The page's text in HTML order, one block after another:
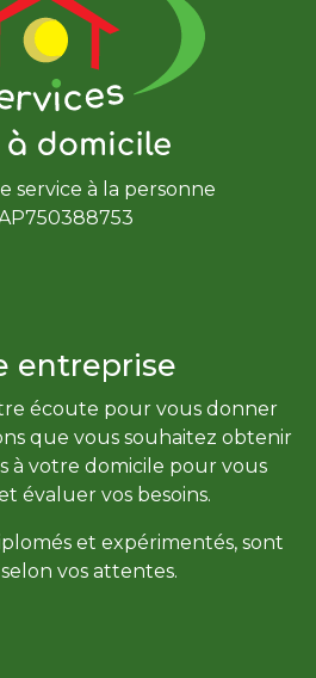
service à la personne
entreprise
écoute pour vous donner
que vous souhaitez obtenir
à votre domicile pour vous
évaluer vos besoins.
et expérimentés, sont
vos attentes.